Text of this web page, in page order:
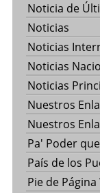
Noticia de
Noticias
Noticias
Noticias
Noticias
Nuestros
Nuestros
Pa' Poder
País de los
Pie de Página